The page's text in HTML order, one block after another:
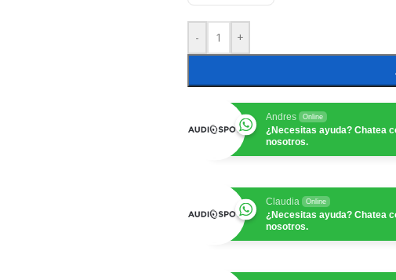
- +
Andres Online
¿Necesitas ayuda? Chatea
nosotros.
Claudia Online
¿Necesitas ayuda? Chatea
nosotros.